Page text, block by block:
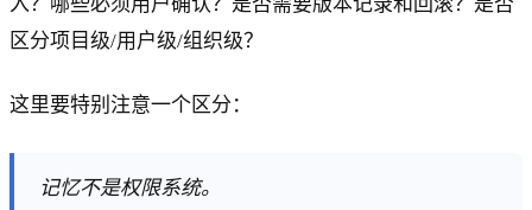
区分项目级/用户级/组织级？
这里要特别注意一个区分：
记忆不是权限系统。